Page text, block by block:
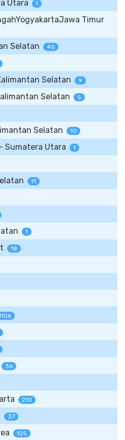
Utara 1
Timur
Selatan 45
Selatan 9
Selatan 5
Selatan 10
Sumatera Utara 1
11
1
18
36
210
37
125